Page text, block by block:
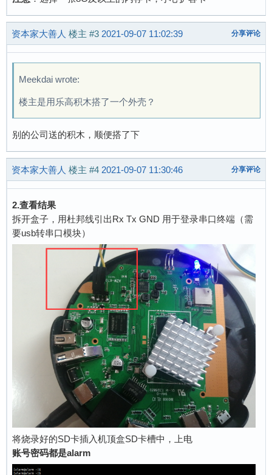
资本家大善人 楼主 #3 2021-09-07 11:02:39 分享评论
Meekdai wrote:
楼主是用乐高积木搭了一个外壳？
别的公司送的积木，顺便搭了下
资本家大善人 楼主 #4 2021-09-07 11:30:46 分享评论
2.查看结果
拆开盒子，用杜邦线引出Rx Tx GND 用于登录串口终端（需
要usb转串口模块）
将烧录好的SD卡插入机顶盒SD卡槽中，上电
账号密码都是alarm